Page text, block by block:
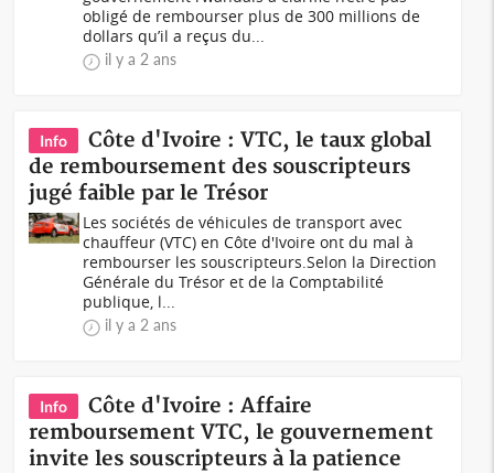
obligé de rembourser plus de 300 millions de
dollars qu’il a reçus du...
il y a 2 ans
Info
Côte d'Ivoire : VTC, le taux global
de remboursement des souscripteurs
jugé faible par le Trésor
Les sociétés de véhicules de transport avec
chauffeur (VTC) en Côte d'Ivoire ont du mal à
rembourser les souscripteurs.Selon la Direction
Générale du Trésor et de la Comptabilité
publique, l...
il y a 2 ans
Info
Côte d'Ivoire : Affaire
remboursement VTC, le gouvernement
invite les souscripteurs à la patience